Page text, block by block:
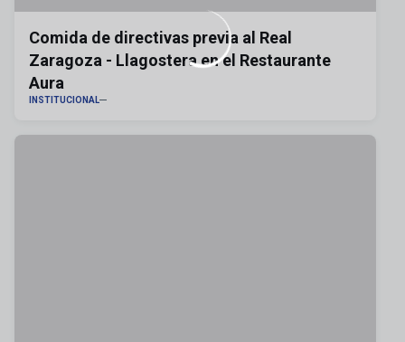
Comida de directivas previa al Real
Zaragoza - Llagostera en el Restaurante
Aura
INSTITUCIONAL